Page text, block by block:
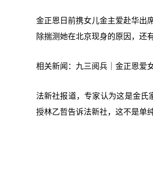
金正恩日前携女儿金主爱赴华出
除揣测她在北京现身的原因，还
相关新闻：九三阅兵｜金正恩爱
法新社报道，专家认为这是金氏
授林乙哲告诉法新社，这不是单